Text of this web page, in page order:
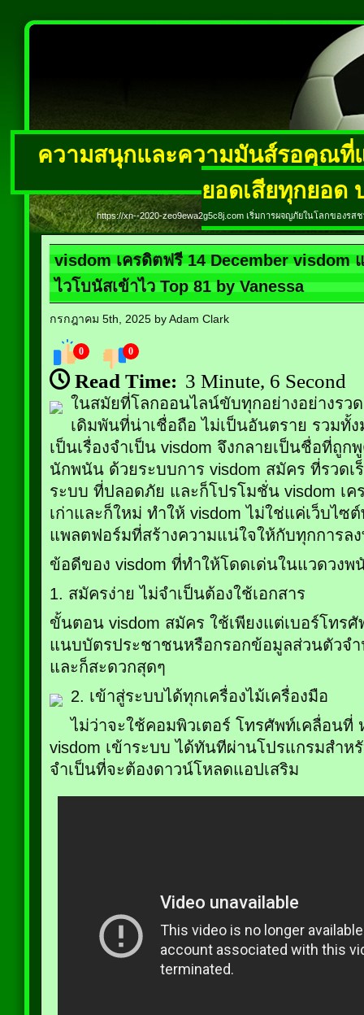
ความสนุกและความมันส์รอคุณที่
ยอดเสียทุกยอด
https://xn--2020-zeo9ewa2g5c8j.com เริ่มการผจญภัยในโลกของ
visdom เครดิตฟรี 14 December visdom
ไวโบนัสเข้าไว Top 81 by Vanessa
กรกฎาคม 5th, 2025 by Adam Clark
0 0
Read Time: 3 Minute, 6 Second
ในสมัยที่โลกออนไลน์ขับทุกอย่างอย่างรว
เดิมพันที่น่าเชื่อถือ ไม่เป็นอันตราย รวมทั้
เป็นเรื่องจำเป็น visdom จึงกลายเป็นชื่อที่ถูก
นักพนัน ด้วยระบบการ visdom สมัคร ที่รวดเ
ระบบ ที่ปลอดภัย และก็โปรโมชั่น visdom เค
เก่าและก็ใหม่ ทำให้ visdom ไม่ใช่แค่เว็บไซ
แพลตฟอร์มที่สร้างความแน่ใจให้กับทุกการล
ข้อดีของ visdom ที่ทำให้โดดเด่นในแวดวงพ
1. สมัครง่าย ไม่จำเป็นต้องใช้เอกสาร
ขั้นตอน visdom สมัคร ใช้เพียงแต่เบอร์โทร
แนบบัตรประชาชนหรือกรอกข้อมูลส่วนตัวจ
และก็สะดวกสุดๆ
2. เข้าสู่ระบบได้ทุกเครื่องไม้เครื่องมือ
ไม่ว่าจะใช้คอมพิวเตอร์ โทรศัพท์เคลื่อนที่
visdom เข้าระบบ ได้ทันทีผ่านโปรแกรมสำห
จำเป็นที่จะต้องดาวน์โหลดแอปเสริม